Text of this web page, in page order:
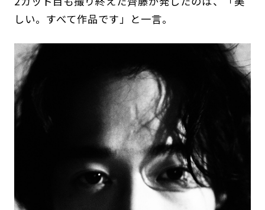
しい。すべて作品です」と一言。